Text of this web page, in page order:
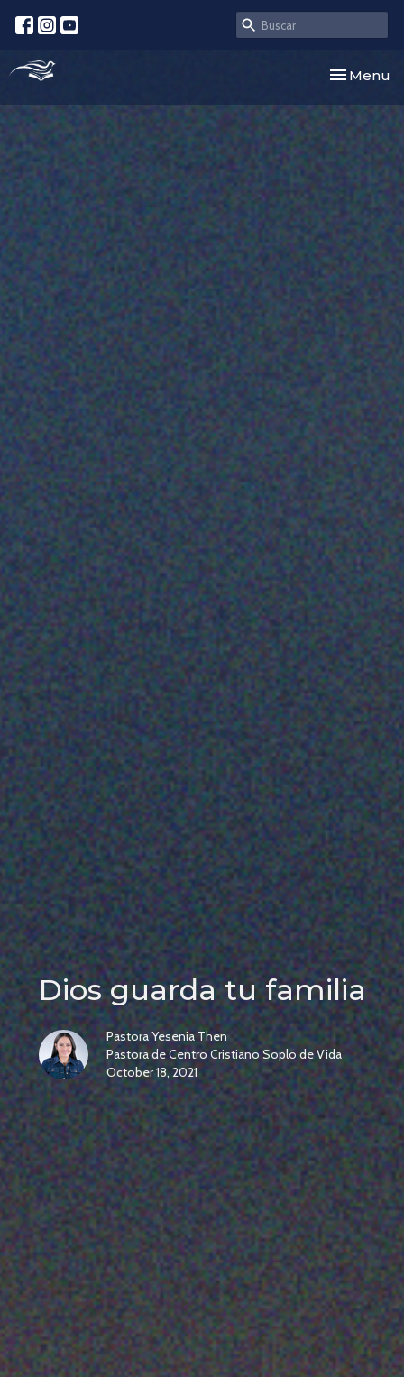
Toggle
Menu
Dios guarda tu familia
Pastora Yesenia Then
Pastora de Centro Cristiano Soplo de Vida
October 18, 2021